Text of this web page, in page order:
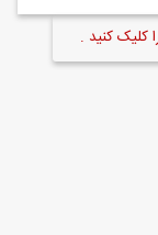
کلیک کنید .